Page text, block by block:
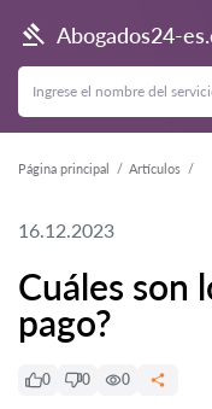
Abogados24-
Página principal Artículos
16.12.2023
Cuáles son
pago?
0 0 0